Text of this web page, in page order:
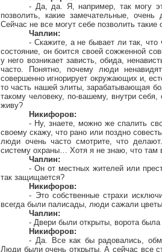
- Да, да. Я, например, так могу
позволить, какие замечательные,
Сейчас не все могут себе позволить
Чаплин:
- Скажите, а не бывает ли так, что
состояние, он боится своей сожженной
у него возникает зависть, обида,
часто. Понятно, почему люди
совершенно игнорирует окружающих и,
то часть нашей элиты, зарабатывающая
такому человеку, по-вашему, внутри
живу?
Никифоров:
- Ну, знаете, можно же спалить
своему скажу, что рано или поздно
люди очень часто смотрите, что
систему охраны… Хотя я не знаю, что там
Чаплин:
- Он от местных жителей или
так защищается?
Никифоров:
- Это собственные страхи
всегда были палисады, люди сажали
Чаплин:
- Двери были открыты, ворота
Никифоров:
- Да. Все как бы радовались,
Люди были очень открыты. А сейчас все